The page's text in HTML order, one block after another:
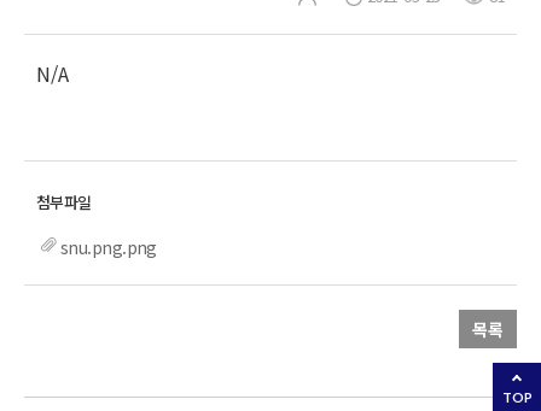
N/A
snu.png.png
목록
TOP